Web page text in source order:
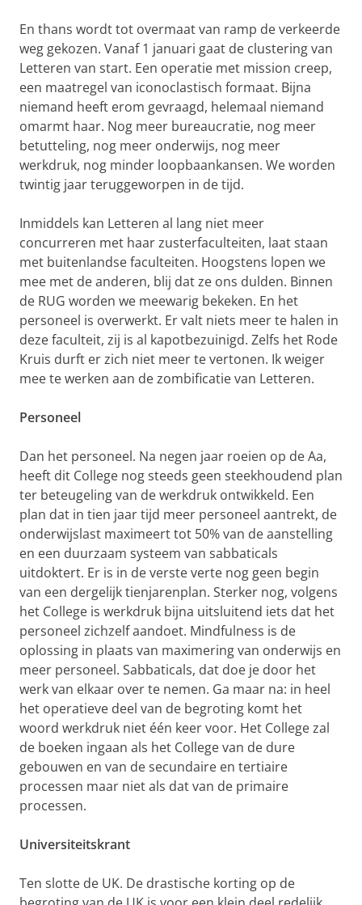
En thans wordt tot overmaat van ramp de verkeerde
weg gekozen. Vanaf 1 januari gaat de clustering van
Letteren van start. Een operatie met mission creep,
een maatregel van iconoclastisch formaat. Bijna
niemand heeft erom gevraagd, helemaal niemand
omarmt haar. Nog meer bureaucratie, nog meer
betutteling, nog meer onderwijs, nog meer
werkdruk, nog minder loopbaankansen. We worden
twintig jaar teruggeworpen in de tijd.
Inmiddels kan Letteren al lang niet meer
concurreren met haar zusterfaculteiten, laat staan
met buitenlandse faculteiten. Hoogstens lopen we
mee met de anderen, blij dat ze ons dulden. Binnen
de RUG worden we meewarig bekeken. En het
personeel is overwerkt. Er valt niets meer te halen in
deze faculteit, zij is al kapotbezuinigd. Zelfs het Rode
Kruis durft er zich niet meer te vertonen. Ik weiger
mee te werken aan de zombificatie van Letteren.
Personeel
Dan het personeel. Na negen jaar roeien op de Aa,
heeft dit College nog steeds geen steekhoudend plan
ter beteugeling van de werkdruk ontwikkeld. Een
plan dat in tien jaar tijd meer personeel aantrekt, de
onderwijslast maximeert tot 50% van de aanstelling
en een duurzaam systeem van sabbaticals
uitdoktert. Er is in de verste verte nog geen begin
van een dergelijk tienjarenplan. Sterker nog, volgens
het College is werkdruk bijna uitsluitend iets dat het
personeel zichzelf aandoet. Mindfulness is de
oplossing in plaats van maximering van onderwijs en
meer personeel. Sabbaticals, dat doe je door het
werk van elkaar over te nemen. Ga maar na: in heel
het operatieve deel van de begroting komt het
woord werkdruk niet één keer voor. Het College zal
de boeken ingaan als het College van de dure
gebouwen en van de secundaire en tertiaire
processen maar niet als dat van de primaire
processen.
Universiteitskrant
Ten slotte de UK. De drastische korting op de